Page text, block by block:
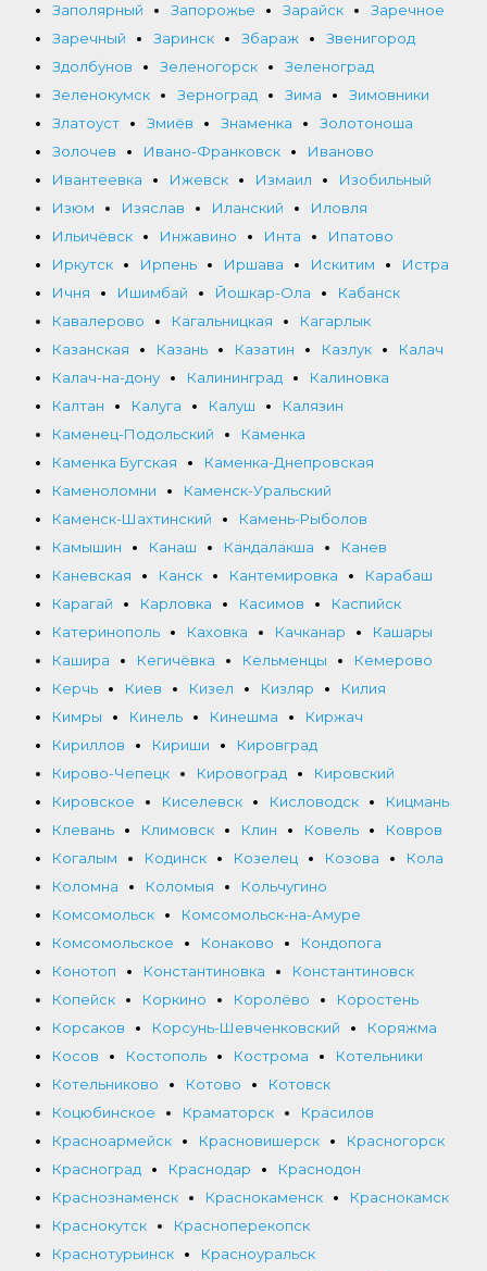
Заполярный Запорожье Зарайск
Заречное
Заречный
Заринск Збараж
Звенигород
Здолбунов
Зеленогорск
Зеленоград
Зеленокумск
Зерноград Зима
Зимовники
Златоуст
Змиёв Знаменка
Золотоноша
Золочев
Ивано-Франковск
Иваново
Ивантеевка
Ижевск Измаил
Изобильный
Изюм
Изяслав Иланский
Иловля
Ильичёвск
Инжавино Инта
Ипатово
Иркутск
Ирпень Иршава Искитим
Истра
Ичня
Ишимбай Йошкар-Ола
Кабанск
Кавалерово
Кагальницкая
Кагарлык
Казанская
Казань Казатин Казлук
Калач
Калач-на-дону
Калининград
Калиновка
Калтан
Калуга Калуш
Калязин
Каменец-Подольский
Каменка
Каменка Бугская
Каменка-Днепровская
Каменоломни
Каменск-Уральский
Каменск-Шахтинский
Камень-Рыболов
Камышин
Канаш Кандалакша
Канев
Каневская
Канск Кантемировка
Карабаш
Карагай
Карловка Касимов
Каспийск
Катеринополь
Каховка Качканар
Кашары
Кашира
Кегичёвка Кельменцы
Кемерово
Керчь
Киев Кизел Кизляр
Килия
Кимры
Кинель Кинешма
Киржач
Кириллов
Кириши
Кировград
Кирово-Чепецк
Кировоград
Кировский
Кировское
Киселевск Кисловодск
Кицмань
Клевань
Климовск Клин Ковель
Ковров
Когалым
Кодинск Козелец Козова
Кола
Коломна
Коломыя
Кольчугино
Комсомольск
Комсомольск-на-Амуре
Комсомольское
Конаково
Кондопога
Конотоп
Константиновка
Константиновск
Копейск
Коркино Королёво
Коростень
Корсаков
Корсунь-Шевченковский
Коряжма
Косов
Костополь Кострома
Котельники
Котельниково
Котово
Котовск
Коцюбинское
Краматорск
Красилов
Красноармейск
Красновишерск
Красногорск
Красноград
Краснодар
Краснодон
Краснознаменск
Краснокаменск
Краснокамск
Краснокутск
Красноперекопск
Краснотурьинск
Красноуральск